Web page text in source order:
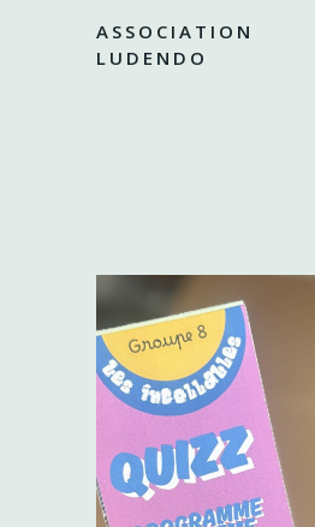
ASSOCIATION
LUDENDO